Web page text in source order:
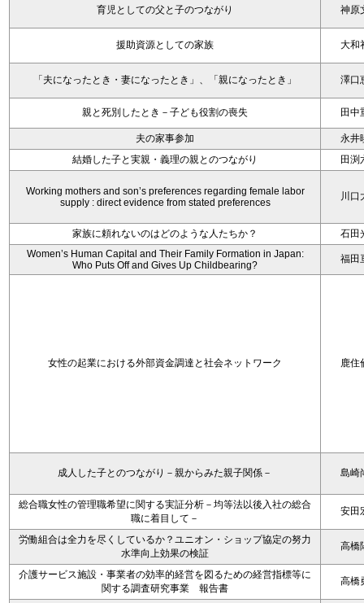
育児としての父と子のつながり 神原
援助資源としての家族 大和
「夫になったとき・妻になったとき」、「親になったとき」 澤口
親と死別したとき－子ども役割の喪失 田中
夫の家事参加
永井
結婚した子と実親・義理の親とのつながり
田渕
Working mothers and son’s preferences regarding female labor
supply : direct evidence from stated preferences
川口
家族に頼れないのはどのような人たちか？
石田
Women’s Human Capital and Their Family Formation in Japan:
Who Puts Off and Gives Up Childbearing?
福田
女性の起業における外部資金調達と社会ネットワーク 鹿住
成人した子とのつながり－親からみた親子関係－ 島崎
総合職女性の管理職希望に関する実証分析－均等法以後入社の総合
職に着目して－
安田
労働組合は全力を尽くしているか？ユニオン・ショップ協定の努力
水準向上効果の検証
高橋
介護サービス施設・事業者の効率的経営を図るための経営指標等に
関する調査研究事業 報告書
高橋